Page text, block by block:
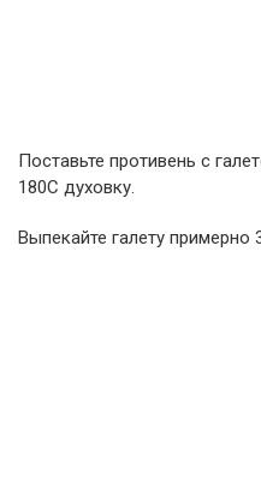
Поставьте противень с
180С духовку.
Выпекайте галету примерно